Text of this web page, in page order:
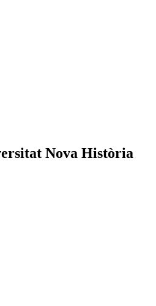
Nova Història